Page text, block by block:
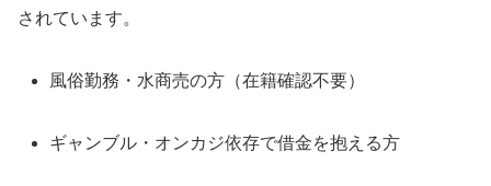
されています。
風俗勤務・水商売の方（在籍確認不要）
ギャンブル・オンカジ依存で借金を抱える方